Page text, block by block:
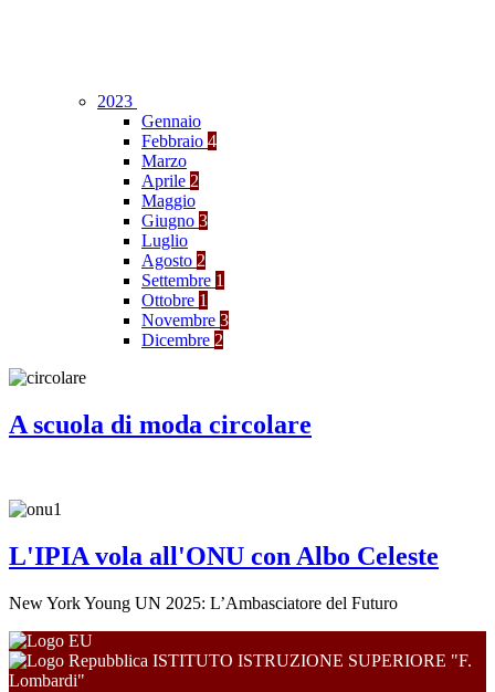
2023
Gennaio
Febbraio 4
Marzo
Aprile 2
Maggio
Giugno 3
Luglio
Agosto 2
Settembre 1
Ottobre 1
Novembre 3
Dicembre 2
A scuola di moda circolare
L'IPIA vola all'ONU con Albo Celeste
New York Young UN 2025: L’Ambasciatore del Futuro
ISTITUTO ISTRUZIONE SUPERIORE "F.
Lombardi"